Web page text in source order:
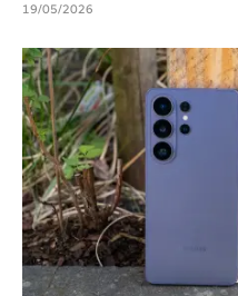
19/05/2026